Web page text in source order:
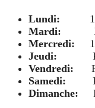
Lundi:
Mardi:
Mercredi:
Jeudi:
Vendredi:
Samedi:
Dimanche: